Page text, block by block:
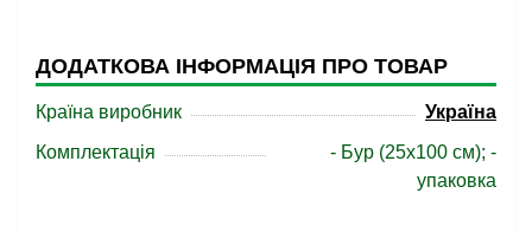
ДОДАТКОВА ІНФОРМАЦІЯ ПРО ТОВАР
Країна виробник
Україна
Комплектація
- Бур (25х100 см); -
упаковка